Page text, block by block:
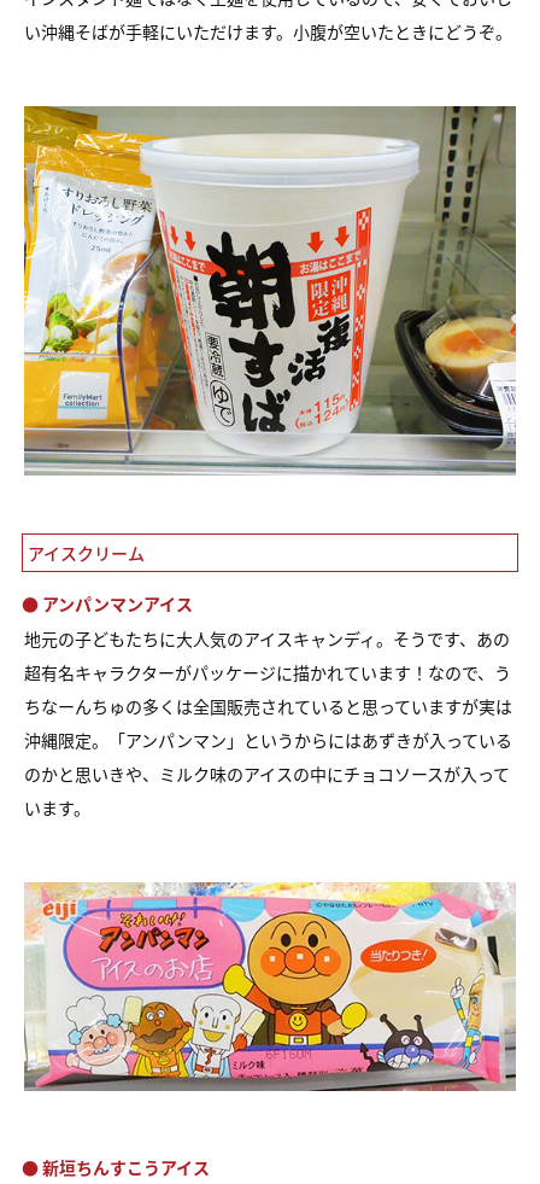
い沖縄そばが手軽にいただけます。小腹が空いたときにどうぞ。
アイスクリーム
● アンパンマンアイス
地元の子どもたちに大人気のアイスキャンディ。 そうです、あの
超有名キャラクターがパッケージに描かれています！ なので、う
ちなーんちゅの多くは全国販売されていると思っていますが実は
沖縄限定。
「アンパンマン」というからにはあずきが入っている
のかと思いきや、 ミルク味のアイスの中にチョコソースが入って
います。
● 新垣ちんすこうアイス